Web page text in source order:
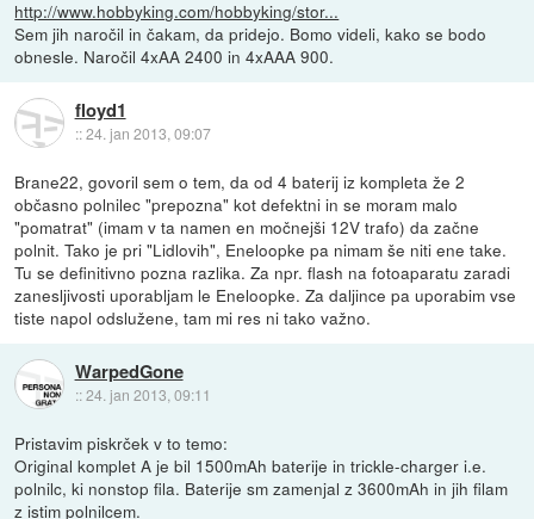
http://www.hobbyking.com/hobbyking/stor...
Sem jih naročil in čakam, da pridejo. Bomo videli, kako se bodo
obnesle. Naročil 4xAA 2400 in 4xAAA 900.
floyd1
::24. jan 2013, 09:07
Brane22, govoril sem o tem, da od 4 baterij iz kompleta že 2
občasno polnilec "prepozna" kot defektni in se moram malo
"pomatrat" (imam v ta namen en močnejši 12V trafo) da začne
polnit. Tako je pri "Lidlovih", Eneloopke pa nimam še niti ene take.
Tu se definitivno pozna razlika. Za npr. flash na fotoaparatu zaradi
zanesljivosti uporabljam le Eneloopke. Za daljince pa uporabim vse
tiste napol odslužene, tam mi res ni tako važno.
WarpedGone
::24. jan 2013, 09:11
Pristavim piskrček v to temo:
Original komplet A je bil 1500mAh baterije in trickle-charger i.e.
polnilc, ki nonstop fila. Baterije sm zamenjal z 3600mAh in jih filam
z istim polnilcem.